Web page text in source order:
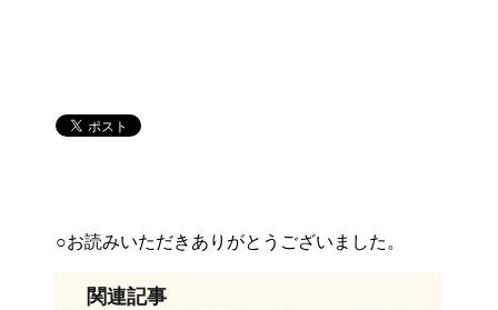
○お読みいただきありがとうございました。
関連記事